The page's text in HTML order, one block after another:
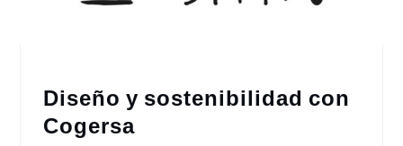
Diseño y sostenibilidad con
Cogersa